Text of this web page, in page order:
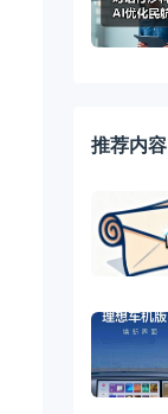
推荐内容